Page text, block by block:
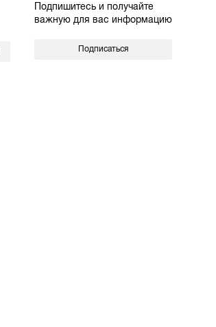
Подпишитесь и получайте
важную для вас информацию
Подписаться